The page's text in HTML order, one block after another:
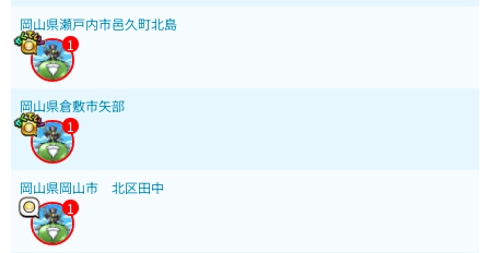
岡山県瀬戸内市邑久町北島
1
岡山県倉敷市矢部
1
岡山県岡山市 北区田中
1